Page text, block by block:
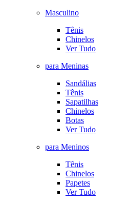
Masculino
Tênis
Chinelos
Ver Tudo
para Meninas
Sandálias
Tênis
Sapatilhas
Chinelos
Botas
Ver Tudo
para Meninos
Tênis
Chinelos
Papetes
Ver Tudo